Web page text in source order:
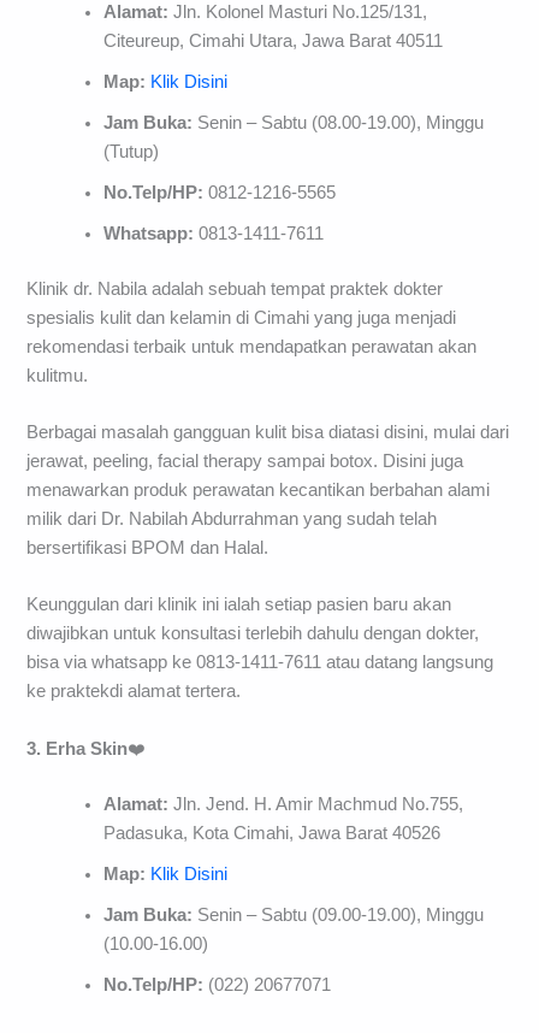
Alamat: Jln. Kolonel Masturi No.125/131,
Citeureup, Cimahi Utara, Jawa Barat 40511
Map: Klik Disini
Jam Buka: Senin – Sabtu (08.00-19.00), Minggu
(Tutup)
No.Telp/HP: 0812-1216-5565
Whatsapp:0813-1411-7611
Klinik dr. Nabila adalah sebuah tempat praktek dokter
spesialis kulit dan kelamin di Cimahi yang juga menjadi
rekomendasi terbaik untuk mendapatkan perawatan akan
kulitmu.
Berbagai masalah gangguan kulit bisa diatasi disini, mulai dari
jerawat, peeling, facial therapy sampai botox. Disini juga
menawarkan produk perawatan kecantikan berbahan alami
milik dari Dr. Nabilah Abdurrahman yang sudah telah
bersertifikasi BPOM dan Halal.
Keunggulan dari klinik ini ialah setiap pasien baru akan
diwajibkan untuk konsultasi terlebih dahulu dengan dokter,
bisa via whatsapp ke 0813-1411-7611 atau datang langsung
ke praktekdi alamat tertera.
3. Erha Skin❤️
Alamat: Jln. Jend. H. Amir Machmud No.755,
Padasuka, Kota Cimahi, Jawa Barat 40526
Map: Klik Disini
Jam Buka: Senin – Sabtu (09.00-19.00), Minggu
(10.00-16.00)
No.Telp/HP: (022) 20677071